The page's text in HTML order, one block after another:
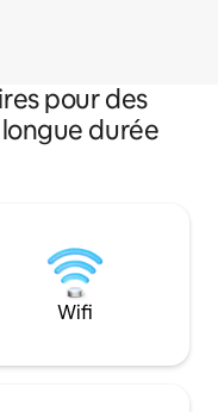
pour des
durée
Wifi